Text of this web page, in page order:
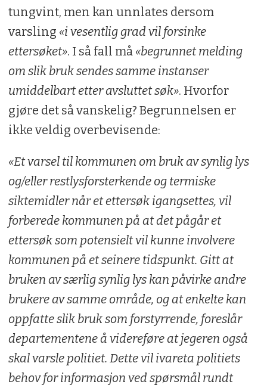
tungvint, men kan unnlates dersom
varsling «i vesentlig grad vil forsinke
ettersøket». I så fall må «begrunnet melding
om slik bruk sendes samme instanser
umiddelbart etter avsluttet søk». Hvorfor
gjøre det så vanskelig? Begrunnelsen er
ikke veldig overbevisende:
«Et varsel til kommunen om bruk av synlig lys
og/eller restlysforsterkende og termiske
siktemidler når et ettersøk igangsettes, vil
forberede kommunen på at det pågår et
ettersøk som potensielt vil kunne involvere
kommunen på et seinere tidspunkt. Gitt at
bruken av særlig synlig lys kan påvirke andre
brukere av samme område, og at enkelte kan
oppfatte slik bruk som forstyrrende, foreslår
departementene å videreføre at jegeren også
skal varsle politiet. Dette vil ivareta politiets
behov for informasjon ved spørsmål rundt